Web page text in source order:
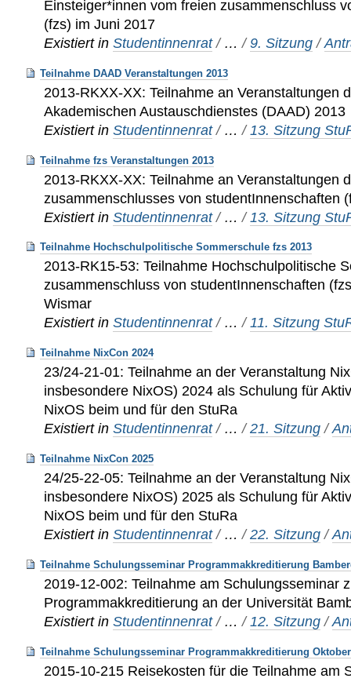
Einsteiger*innen vom freien zusammenschluss
(fzs) im Juni 2017
Existiert in Studentinnenrat / …/9. Sitzung /
Teilnahme DAAD Veranstaltungen 2013
2013-RKXX-XX: Teilnahme an Veranstaltungen
Akademischen Austauschdienstes (DAAD) 2013
Existiert in Studentinnenrat / …/ 13. Sitzung
Teilnahme fzs Veranstaltungen 2013
2013-RKXX-XX: Teilnahme an Veranstaltungen
zusammenschlusses von studentInnenschaften
Existiert in Studentinnenrat / …/ 13. Sitzung
Teilnahme Hochschulpolitische Sommerschule fzs 2013
2013-RK15-53: Teilnahme Hochschulpolitische
zusammenschluss von studentInnenschaften
Wismar
Existiert in Studentinnenrat / …/11. Sitzung
Teilnahme NixCon 2024
23/24-21-01: Teilnahme an der Veranstaltung
insbesondere NixOS) 2024 als Schulung für
NixOS beim und für den StuRa
Existiert in Studentinnenrat / …/21. Sitzung /
Teilnahme NixCon 2025
24/25-22-05: Teilnahme an der Veranstaltung
insbesondere NixOS) 2025 als Schulung für
NixOS beim und für den StuRa
Existiert in Studentinnenrat / …/22. Sitzung /
Teilnahme Schulungsseminar Programmakkreditierung
2019-12-002: Teilnahme am Schulungsseminar
Programmakkreditierung an der Universität
Existiert in Studentinnenrat / …/ 12. Sitzung /
Teilnahme Schulungsseminar Programmakkreditierung Oktober
2015-10-215 Reisekosten für die Teilnahme am